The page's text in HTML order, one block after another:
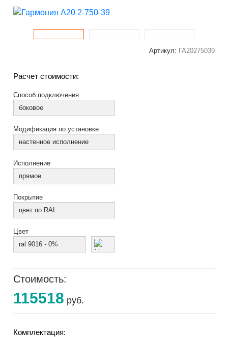
Артикул: ГА20275039
Расчет стоимости:
Способ подключения
боковое
Модификация по установке
настенное исполнение
Исполнение
прямое
Покрытие
цвет по RAL
Цвет
ral 9016 - 0%
Стоимость:
115518 руб.
Комплектация: